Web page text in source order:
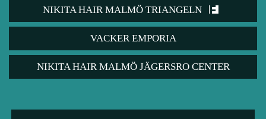
NIKITA HAIR MALMÖ TRIANGELN
VACKER EMPORIA
NIKITA HAIR MALMÖ JÄGERSRO CENTER